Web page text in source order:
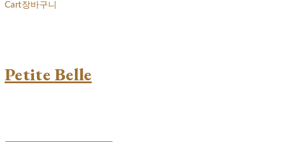
Cart장바구니
Petite Belle